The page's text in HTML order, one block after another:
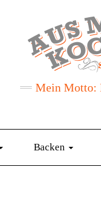
Mein Motto:
Backen